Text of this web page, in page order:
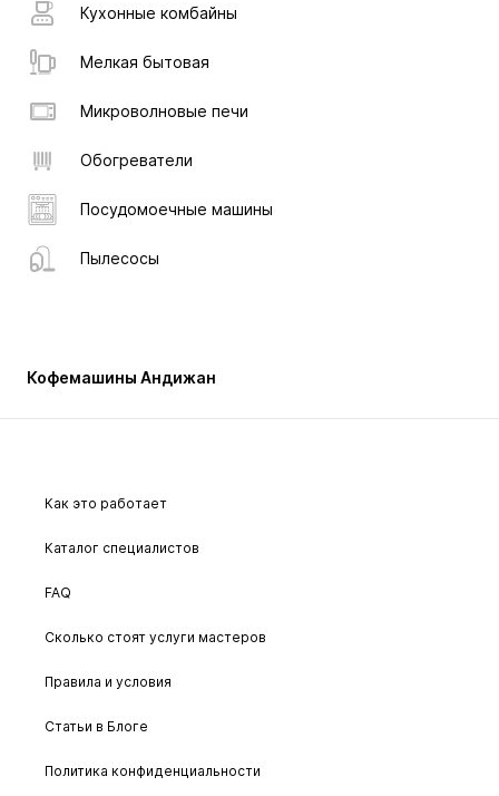
Кухонные комбайны
Мелкая бытовая
Микроволновые печи
Обогреватели
Посудомоечные машины
Пылесосы
Кофемашины Андижан
Как это работает
Каталог специалистов
FAQ
Сколько стоят услуги мастеров
Правила и условия
Статьи в Блоге
Политика конфиденциальности